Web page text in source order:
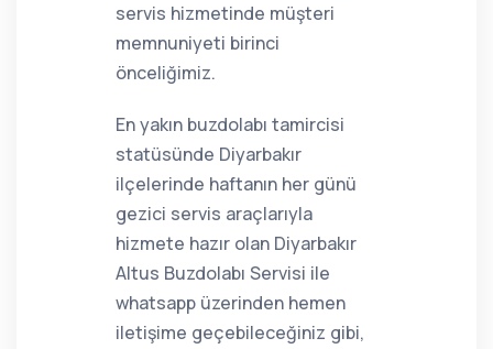
servis hizmetinde müşteri
memnuniyeti birinci
önceliğimiz.
En yakın buzdolabı tamircisi
statüsünde Diyarbakır
ilçelerinde haftanın her günü
gezici servis araçlarıyla
hizmete hazır olan Diyarbakır
Altus Buzdolabı Servisi ile
whatsapp üzerinden hemen
iletişime geçebileceğiniz gibi,